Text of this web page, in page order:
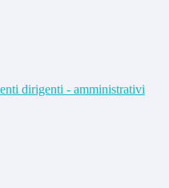
dirigenti - amministrativi